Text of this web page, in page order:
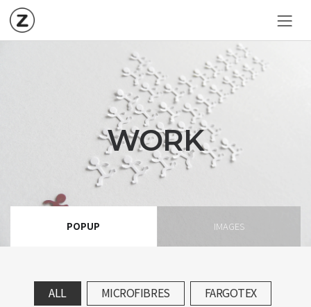
WORK
POPUP IMAGES
ALL MICROFIBRES
FARGOTEX